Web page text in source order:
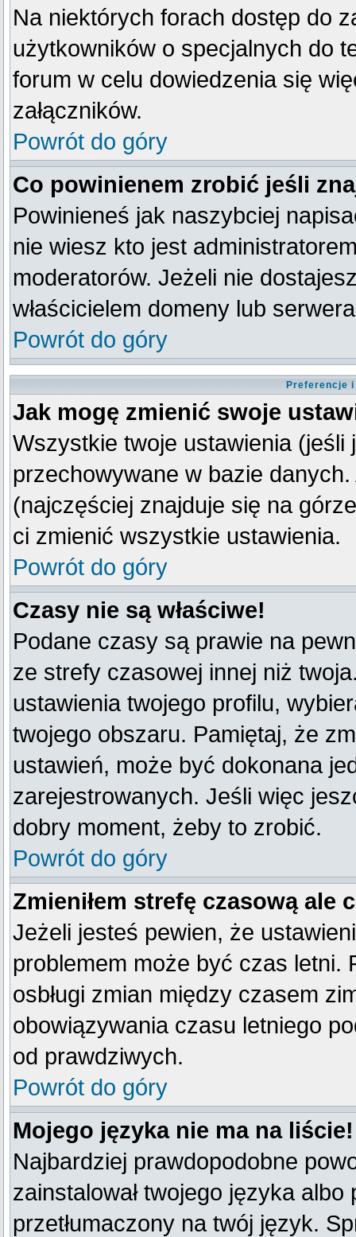
Na niektórych forach dostęp do
użytkowników o specjalnych do
forum w celu dowiedzenia się
załączników.
Powrót do góry
Co powinienem zrobić jeśli
Powinieneś jak naszybciej
nie wiesz kto jest
moderatorów. Jeżeli nie
właścicielem domeny lub
Powrót do góry
Preferencje
Jak mogę zmienić swoje
Wszystkie twoje ustawienia
przechowywane w bazie
(najczęściej znajduje się na
ci zmienić wszystkie ustawienia.
Powrót do góry
Czasy nie są właściwe!
Podane czasy są prawie na
ze strefy czasowej innej niż
ustawienia twojego profilu,
twojego obszaru. Pamiętaj, że
ustawień, może być dokonana
zarejestrowanych. Jeśli więc
dobry moment, żeby to zrobić.
Powrót do góry
Zmieniłem strefę czasową ale
Jeżeli jesteś pewien, że
problemem może być czas letni.
osbługi zmian między czasem
obowiązywania czasu letniego
od prawdziwych.
Powrót do góry
Mojego języka nie ma na liście!
Najbardziej prawdopodobne
zainstalował twojego języka
przetłumaczony na twój język.